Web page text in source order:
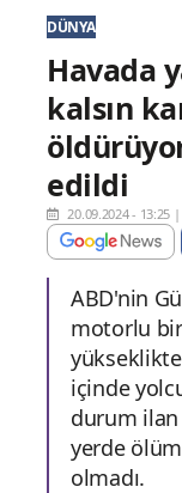
DÜNYA
Havada
kalsın
edildi
20.09.2024 - 13:25
ABD'nin
motorlu bir
içinde
durum ilan
yerde
olmadı.